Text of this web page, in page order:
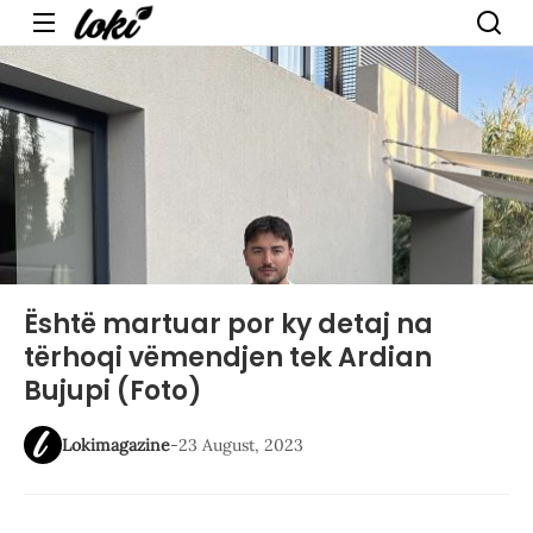
Menu
Është martuar por ky detaj na
tërhoqi vëmendjen tek Ardian
Bujupi (Foto)
Lokimagazine-23 August, 2023